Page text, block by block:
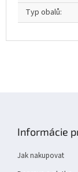
Typ obalů:
Informácie
Jak nakupovat